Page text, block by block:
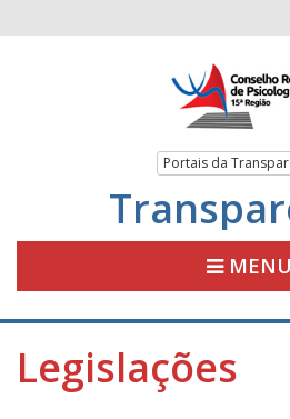
Portais da
MENU
Legislações